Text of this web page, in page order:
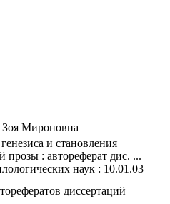
Зоя Мироновна
и становления
прозы : автореферат дис. ...
наук : 10.01.03
диссертаций